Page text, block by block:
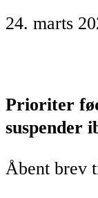
24. marts
Prioriter
suspender
Åbent brev